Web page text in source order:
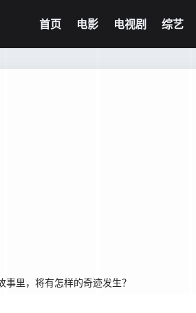
首页 电影 电视剧 综艺
里，将有怎样的奇迹发生？